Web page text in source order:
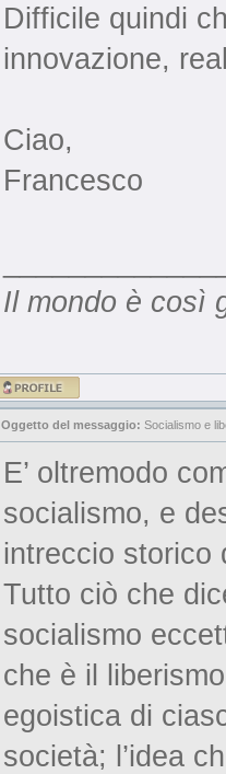
Difficile quindi
innovazione,
Ciao,
Francesco
Il mondo è così
Oggetto del messaggio: Socialismo e
E’ oltremodo
socialismo, e
intreccio storico
Tutto ciò che
socialismo
che è il
egoistica di
società; l’idea